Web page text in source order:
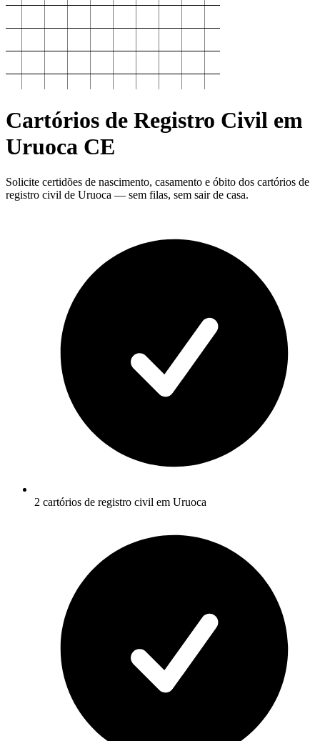
Cartórios de Registro Civil em
Uruoca CE
Solicite certidões de nascimento, casamento e óbito dos cartórios de
registro civil de Uruoca — sem filas, sem sair de casa.
2 cartórios de registro civil em Uruoca